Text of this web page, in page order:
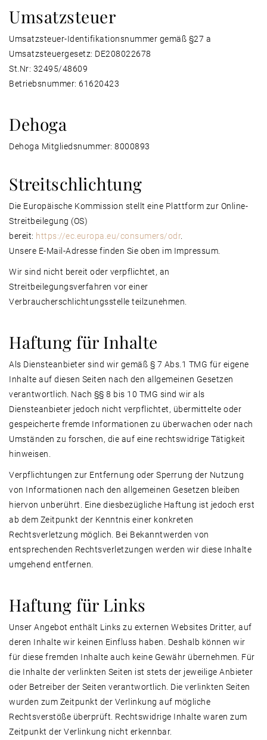
Umsatzsteuer
Umsatzsteuer-Identifikationsnummer gemäß §27 a
Umsatzsteuergesetz: DE208022678
St.Nr: 32495/48609
Betriebsnummer: 61620423
Dehoga
Dehoga Mitgliedsnummer: 8000893
Streitschlichtung
Die Europäische Kommission stellt eine Plattform zur Online-
Streitbeilegung (OS)
bereit: https://ec.europa.eu/consumers/odr.
Unsere E-Mail-Adresse finden Sie oben im Impressum.
Wir sind nicht bereit oder verpflichtet, an
Streitbeilegungsverfahren vor einer
Verbraucherschlichtungsstelle teilzunehmen.
Haftung für Inhalte
Als Diensteanbieter sind wir gemäß § 7 Abs.1 TMG für eigene
Inhalte auf diesen Seiten nach den allgemeinen Gesetzen
verantwortlich. Nach §§ 8 bis 10 TMG sind wir als
Diensteanbieter jedoch nicht verpflichtet, übermittelte oder
gespeicherte fremde Informationen zu überwachen oder nach
Umständen zu forschen, die auf eine rechtswidrige Tätigkeit
hinweisen.
Verpflichtungen zur Entfernung oder Sperrung der Nutzung
von Informationen nach den allgemeinen Gesetzen bleiben
hiervon unberührt. Eine diesbezügliche Haftung ist jedoch erst
ab dem Zeitpunkt der Kenntnis einer konkreten
Rechtsverletzung möglich. Bei Bekanntwerden von
entsprechenden Rechtsverletzungen werden wir diese Inhalte
umgehend entfernen.
Haftung für Links
Unser Angebot enthält Links zu externen Websites Dritter, auf
deren Inhalte wir keinen Einfluss haben. Deshalb können wir
für diese fremden Inhalte auch keine Gewähr übernehmen. Für
die Inhalte der verlinkten Seiten ist stets der jeweilige Anbieter
oder Betreiber der Seiten verantwortlich. Die verlinkten Seiten
wurden zum Zeitpunkt der Verlinkung auf mögliche
Rechtsverstöße überprüft. Rechtswidrige Inhalte waren zum
Zeitpunkt der Verlinkung nicht erkennbar.